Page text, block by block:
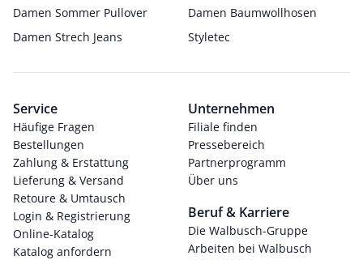
Damen Sommer Pullover
Damen Baumwollhosen
Damen Strech Jeans
Styletec
Service
Häufige Fragen
Bestellungen
Zahlung & Erstattung
Lieferung & Versand
Retoure & Umtausch
Login & Registrierung
Online-Katalog
Katalog anfordern
Unternehmen
Filiale finden
Pressebereich
Partnerprogramm
Über uns
Beruf & Karriere
Die Walbusch-Gruppe
Arbeiten bei Walbusch